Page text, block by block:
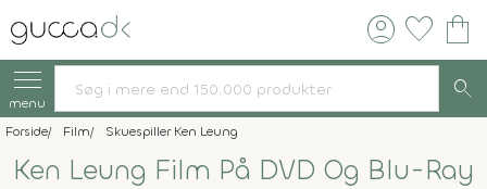
account_circle favorite shopping_bag
menu search
Forside Film Skuespiller Ken Leung
Ken Leung Film På DVD Og Blu-Ray